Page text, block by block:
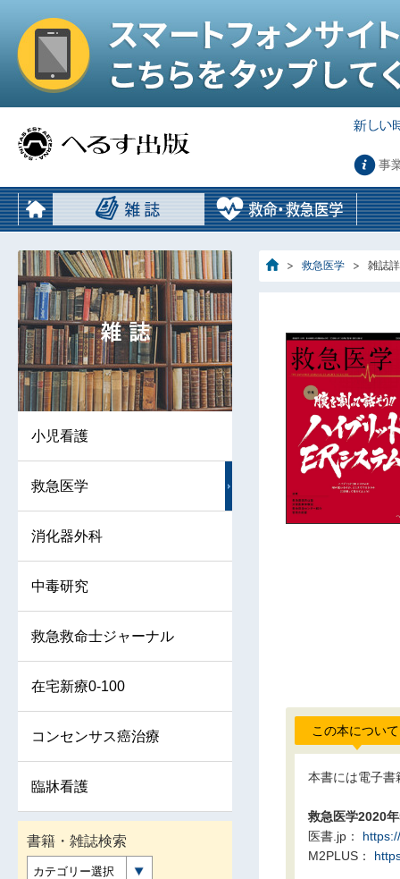
事
救急医学 雑誌
この本について
本書には電子書
救急医学2020
医書.jp：
M2PLUS：
小児看護
救急医学
消化器外科
中毒研究
救急救命士ジャーナル
在宅新療0-100
コンセンサス癌治療
臨牀看護
書籍・雑誌検索
カテゴリー選択